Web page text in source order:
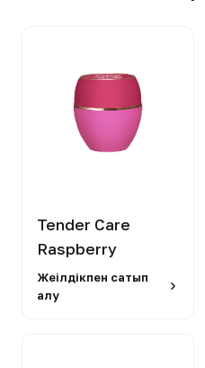
Tender Care
Raspberry
Жеңілдікпен сатып
алу